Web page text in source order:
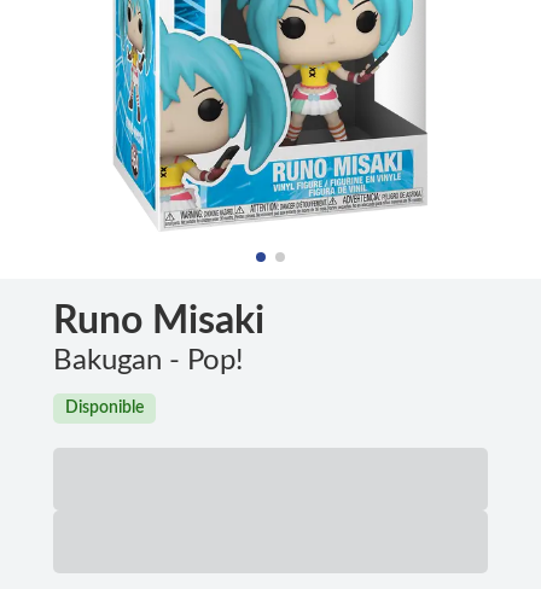
Runo Misaki
Bakugan - Pop!
Disponible